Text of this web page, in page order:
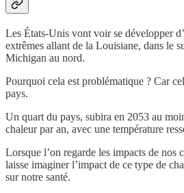
Les États-Unis vont voir se développer
extrêmes allant de la Louisiane, dans le
Michigan au nord.
Pourquoi cela est problématique ? Car
pays.
Un quart du pays, subira en 2053 au
chaleur par an, avec une température
Lorsque l’on regarde les impacts de nos
laisse imaginer l’impact de ce type de
sur notre santé.